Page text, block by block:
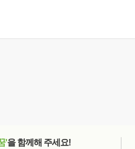
'을 함께해 주세요!